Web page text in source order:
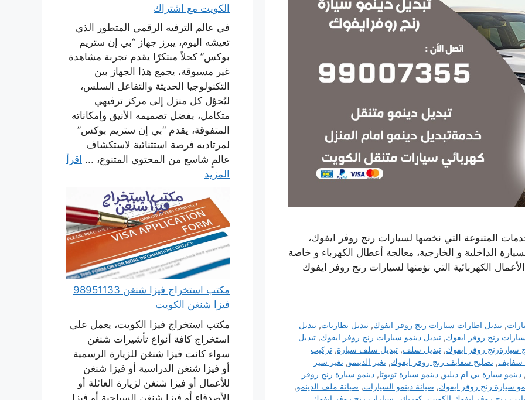
المتنوعة التي نخصها لسيارات رنج روفر ايفوك،
الداخلية و الخارجية، معالجة أعطال الكهرباء و خاصة
الكهربائية التي نؤمنها لسيارات رنج روفر ايفوك
,تبديل اطارات سيارات رنج روفر ايفوك,تبديل بطاريات,تبديل
رنج روفر ايفوك, تبديل دينمو سيارات رنج روفر ايفوك, تبديل
سيارةرنج روفر ايفوك, تبديل سلف, تبديل سلف سيارة, تركيب
سفايف, تصليح سفايف رنج روفر ايفوك, تغير الدينمو, تغير سير
, دينمو سيارة بي ام دبليو, دينمو سيارة تويوتا, دينمو سيارة رنج روفر
سيارة رنج روفر ايفوك, صيانة دينمو السيارات, صيانة ملف الدينمو,
الكويت مع اشتراك
في عالم الترفيه الرقمي المتطور الذي
تعيشه اليوم، يبرز جهاز “بي إن ستريم
بوكس” كحلاً مبتكرًا يقدم تجربة مشاهدة
غير مسبوقة، يجمع هذا الجهاز بين
التكنولوجيا الحديثة والتفاعل السلس،
ليُحوّل كل منزل إلى مركز ترفيهي
متكامل، بفضل تصميمه الأنيق وإمكاناته
المتفوقة، يقدم “بي إن ستريم بوكس”
لمرتاديه فرصة استثنائية لاستكشاف
عالمٍ شاسع من المحتوى المتنوع، ... اقرأ
المزيد
مكتب استخراج فيزا شنغن 98951133
فيزا شنغن الكويت
مكتب استخراج فيزا الكويت، يعمل على
استخراج كافة أنواع تأشيرات شنغن
سواء كانت فيزا شنغن للزيارة الرسمية
أو فيزا شنغن الدراسية أو فيزا شنغن
للأعمال أو فيزا شنغن لزيارة العائلة أو
الأصدقاء أو فيزا شنغن السياحية أو فيزا